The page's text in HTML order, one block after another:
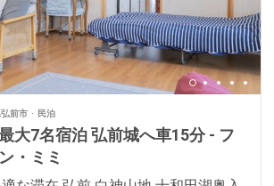
前市 民泊
大7名宿泊 弘前城へ車15分 - フ
・ミミ